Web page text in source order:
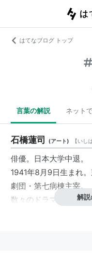
はてなブログ トップ
言葉の解説 ネット
石橋蓮司 (アート) 【いし
俳優。日本大学中退。
1941年8月9日生まれ。
劇団・第七病棟主宰。
数々のドラマや映画に
解説